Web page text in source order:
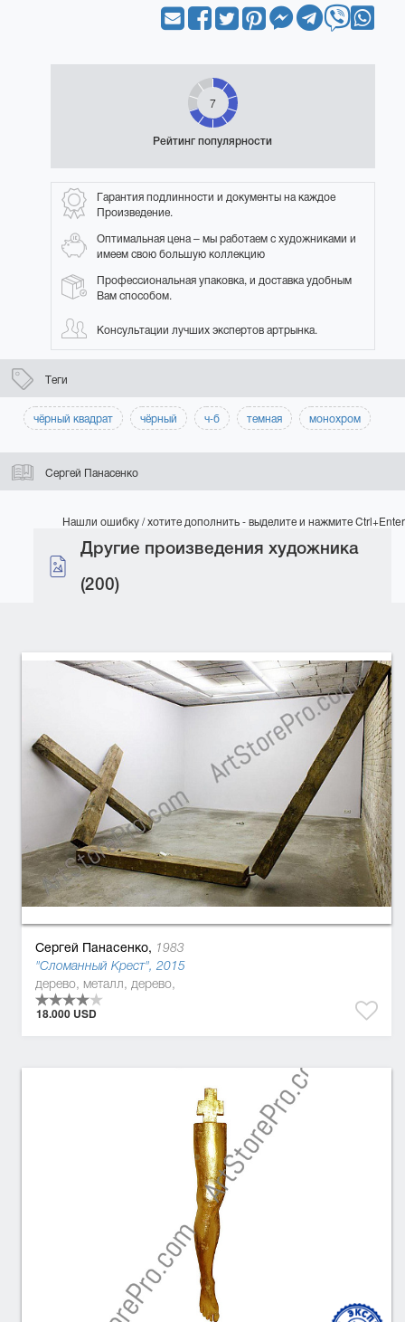
7
Рейтинг популярности
Гарантия подлинности и документы на каждое
Произведение.
Оптимальная цена – мы работаем с художниками и
имеем свою большую коллекцию
Профессиональная упаковка, и доставка удобным
Вам способом.
Консультации лучших экспертов артрынка.
Теги
чёрный квадрат чёрный ч-б темная монохром
Сергей Панасенко
Нашли ошибку / хотите дополнить - выделите и нажмите Ctrl+Enter
Другие произведения художника
(200)
Сергей Панасенко, 1983
"Сломанный Крест", 2015
дерево, металл, дерево,
18.000 USD